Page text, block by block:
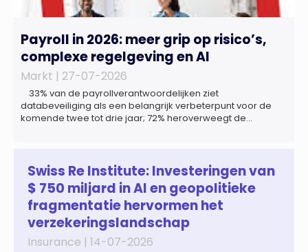
Payroll in 2026: meer grip op risico’s,
complexe regelgeving en AI
Markt | 27-07-2026
33% van de payrollverantwoordelijken ziet
databeveiliging als een belangrijk verbeterpunt voor de
komende twee tot drie jaar; 72% heroverweegt de
zich steeds vaker tot een zelfstandige bedrijfsfunctie: bij
43% van […]
Swiss Re Institute: Investeringen van
$ 750 miljard in AI en geopolitieke
fragmentatie hervormen het
verzekeringslandschap
Insurance | 14-07-2026